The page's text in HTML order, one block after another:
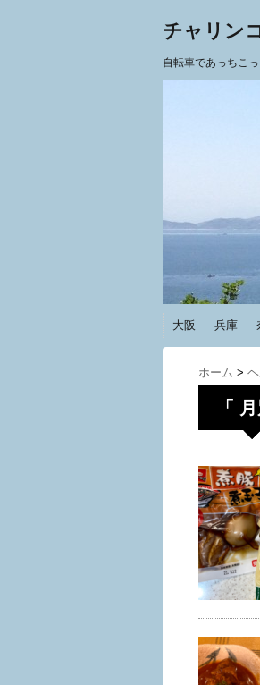
チャリン
自転車であっちこ
大阪 兵庫
ホーム >
「